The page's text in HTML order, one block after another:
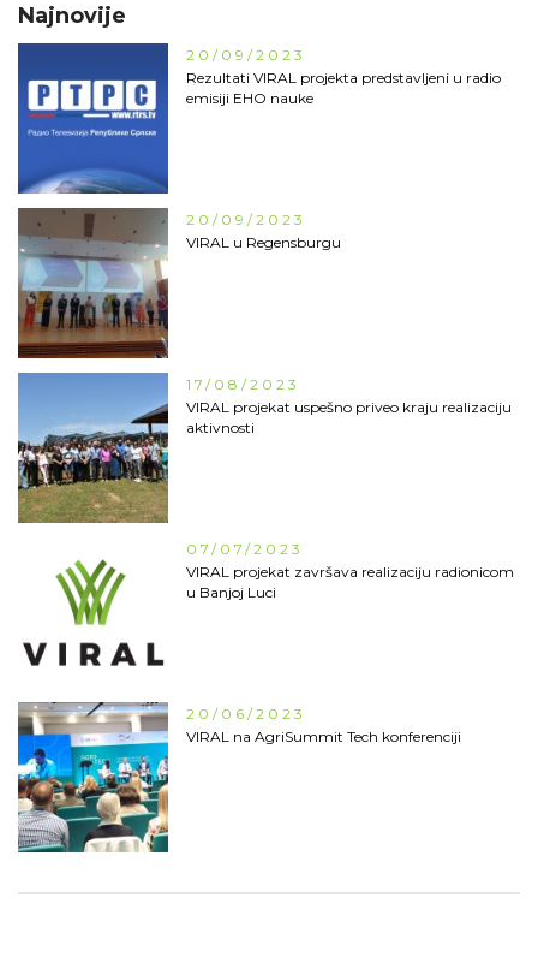
Najnovije
20/09/2023
Rezultati VIRAL projekta predstavljeni u radio
emisiji EHO nauke
20/09/2023
VIRAL u Regensburgu
17/08/2023
VIRAL projekat uspešno priveo kraju realizaciju
aktivnosti
07/07/2023
VIRAL projekat završava realizaciju radionicom
u Banjoj Luci
20/06/2023
VIRAL na AgriSummit Tech konferenciji